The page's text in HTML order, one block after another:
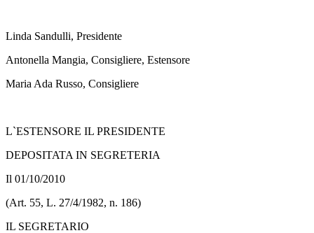
Linda Sandulli, Presidente
Antonella Mangia, Consigliere, Estensore
Maria Ada Russo, Consigliere
L`ESTENSORE IL PRESIDENTE
DEPOSITATA IN SEGRETERIA
Il 01/10/2010
(Art. 55, L. 27/4/1982, n. 186)
IL SEGRETARIO